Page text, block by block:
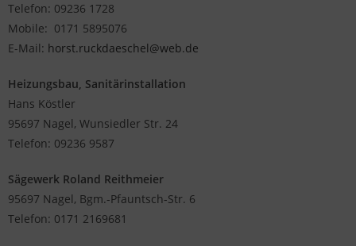
Telefon: 09236 1728
Mobile: 0171 5895076
E-Mail: horst.ruckdaeschel@web.de
Heizungsbau, Sanitärinstallation
Hans Köstler
95697 Nagel, Wunsiedler Str. 24
Telefon: 09236 9587
Sägewerk Roland Reithmeier
95697 Nagel, Bgm.-Pfauntsch-Str. 6
Telefon: 0171 2169681